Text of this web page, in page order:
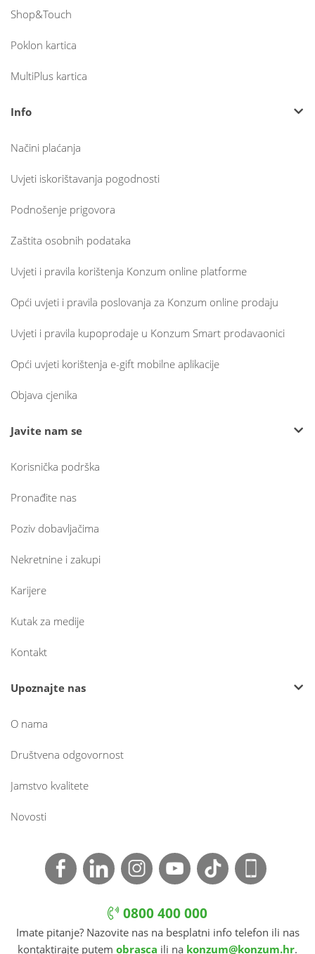
Shop&Touch
Poklon kartica
MultiPlus kartica
Info
Načini plaćanja
Uvjeti iskorištavanja pogodnosti
Podnošenje prigovora
Zaštita osobnih podataka
Uvjeti i pravila korištenja Konzum online platforme
Opći uvjeti i pravila poslovanja za Konzum online prodaju
Uvjeti i pravila kupoprodaje u Konzum Smart prodavaonici
Opći uvjeti korištenja e-gift mobilne aplikacije
Objava cjenika
Javite nam se
Korisnička podrška
Pronađite nas
Poziv dobavljačima
Nekretnine i zakupi
Karijere
Kutak za medije
Kontakt
Upoznajte nas
O nama
Društvena odgovornost
Jamstvo kvalitete
Novosti
0800 400 000
Imate pitanje? Nazovite nas na besplatni info telefon ili nas
kontaktirajte putem obrasca ili na konzum@konzum.hr.